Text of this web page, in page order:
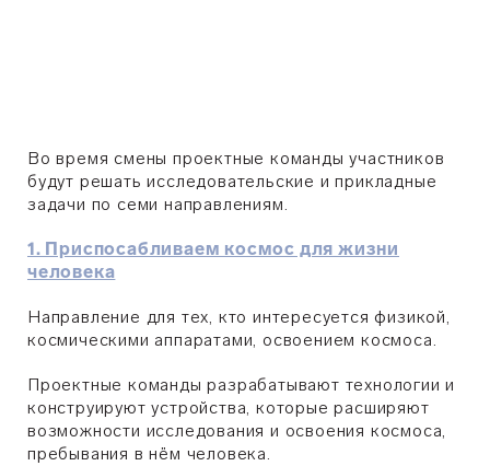
Во время смены проектные команды участников
будут решать исследовательские и прикладные
задачи по семи направлениям.
1. Приспосабливаем космос для жизни
человека
Направление для тех, кто интересуется физикой,
космическими аппаратами, освоением космоса.
Проектные команды разрабатывают технологии и
конструируют устройства, которые расширяют
возможности исследования и освоения космоса,
пребывания в нём человека.